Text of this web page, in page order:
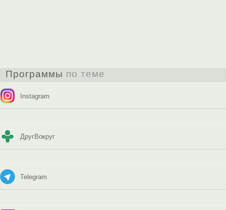
Программы по теме
Instagram
ДругВокруг
Telegram